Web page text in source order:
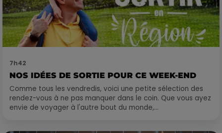
7h42
NOS IDÉES DE SORTIE POUR CE WEEK-END
Comme tous les vendredis, voici une petite sélection des
rendez-vous à ne pas manquer dans le coin. Que vous ayez
envie de voyager à l'autre bout du monde,...